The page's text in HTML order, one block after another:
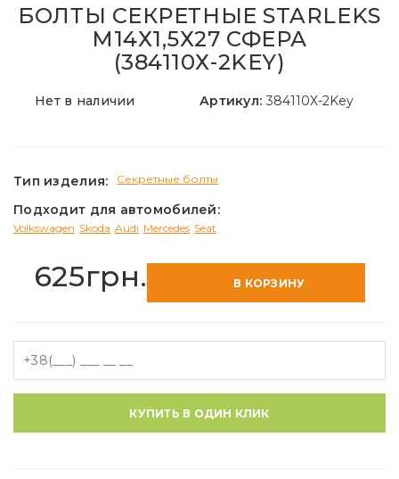
БОЛТЫ СЕКРЕТНЫЕ STARLEKS
М14Х1,5Х27 СФЕРА
(384110Х-2KEY)
Нет в наличии Артикул: 384110Х-2Key
Тип изделия: Секретные болты
Подходит для автомобилей:
Volkswagen Skoda Audi Mercedes Seat
625грн. В КОРЗИНУ
КУПИТЬ В ОДИН КЛИК